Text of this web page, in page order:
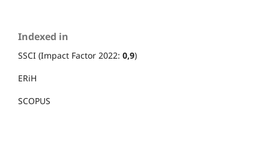
Indexed in
SSCI (Impact Factor 2022: 0,9)
ERiH
SCOPUS